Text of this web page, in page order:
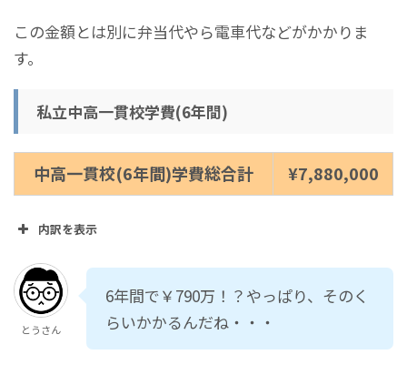
この金額とは別に弁当代やら電車代などがかかりま
す。
私立中高一貫校学費(6年間)
中高一貫校(6年間)学費総合計 ¥7,880,000
内訳を表示
中学１年(年間)
¥1,280,000
中学２年(年間)
¥720,000
中学3年(年間)
¥650,000
とうさん
6年間で￥790万！？やっぱり、そのく
らいかかるんだね・・・